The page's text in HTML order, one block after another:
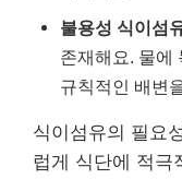
불용성 식이섬
존재해요. 물에
규칙적인 배변
식이섬유의 필요
럽게 식단에 적극